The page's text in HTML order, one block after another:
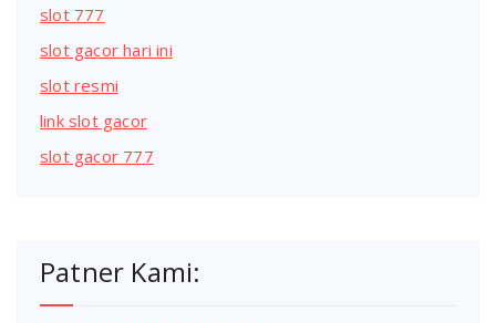
slot 777
slot gacor hari ini
slot resmi
link slot gacor
slot gacor 777
Patner Kami: